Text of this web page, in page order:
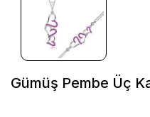
Gümüş Pembe Üç